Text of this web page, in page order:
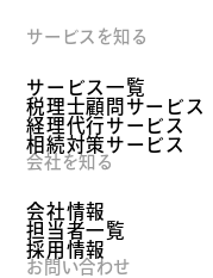
サービスを知る
サービス一覧
税理士顧問サービス
経理代行サービス
相続対策サービス
会社を知る
会社情報
担当者一覧
採用情報
お問い合わせ